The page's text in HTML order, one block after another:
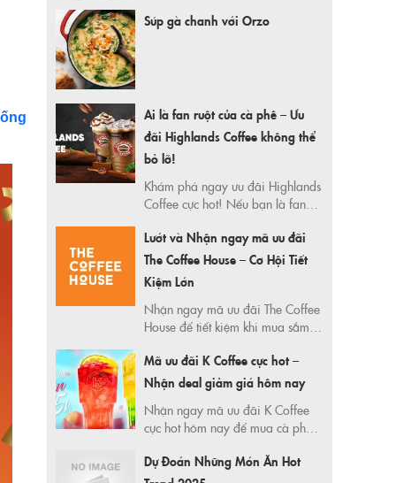
Súp gà chanh với Orzo
Ai là fan ruột của cà phê – Ưu
đãi Highlands Coffee không thể
bỏ lỡ!
Khám phá ngay ưu đãi Highlands
Coffee cực hot! Nếu bạn là fan
nhận mã giảm giá hấp dẫn để
thưởng thức những ly cà phê thơm
ngon với mức giá siêu tiết kiệm.
Đọc bài viết để biết chi tiết và
cách nhận ưu đãi!
Lướt và Nhận ngay mã ưu đãi
The Coffee House – Cơ Hội Tiết
Kiệm Lớn
Nhận ngay mã ưu đãi The Coffee
House để tiết kiệm khi mua sắm
giảm giá mới nhất 2025 tại 365
Ngày Tiết Kiệm. Nhanh tay săn
giá rẻ ngay hôm nay!
Mã ưu đãi K Coffee cực hot –
Nhận deal giảm giá hôm nay
Nhận ngay mã ưu đãi K Coffee
cực hot hôm nay để mua cà phê
nhật deal mỗi ngày tại
Dự Đoán Những Món Ăn Hot